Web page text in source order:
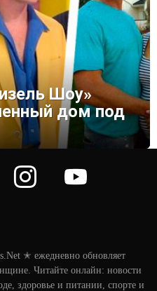
Шоу»
дом под
instagram youtube
✭ ежедневно обновляет
Читайте онлайн: новости
здоровье и питании, спорте и